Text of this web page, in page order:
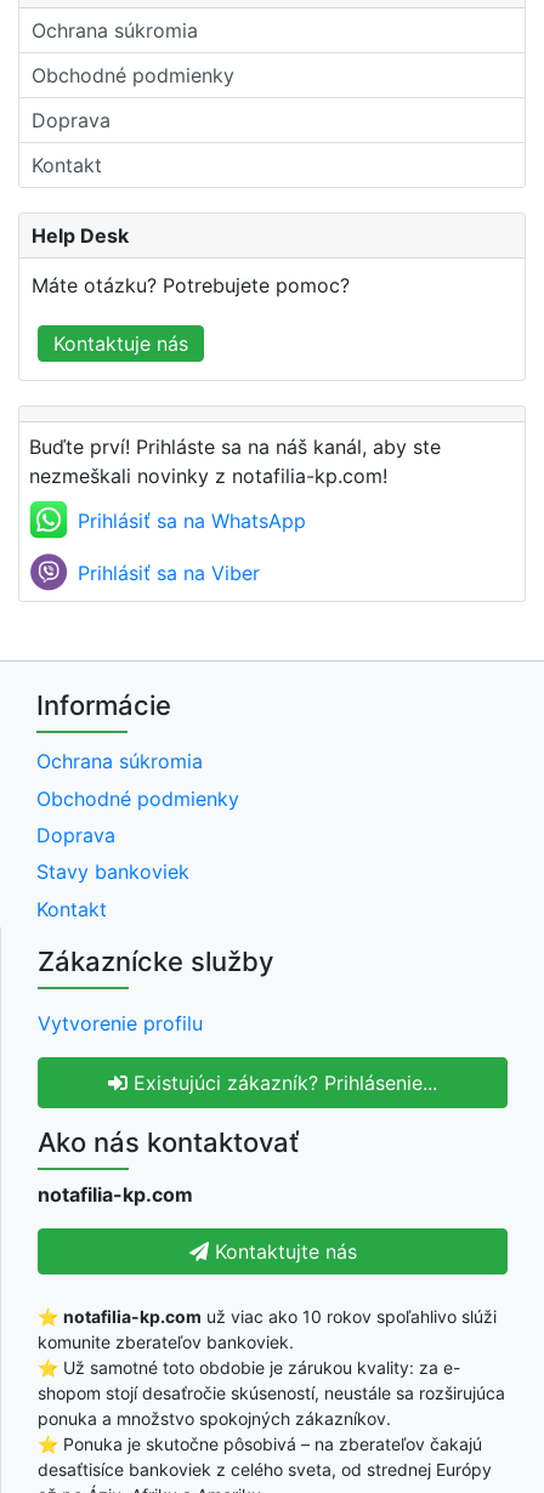
Ochrana súkromia
Obchodné podmienky
Doprava
Kontakt
Help Desk
Máte otázku? Potrebujete pomoc?
Kontaktuje nás
Buďte prví! Prihláste sa na náš kanál, aby ste
nezmeškali novinky z notafilia-kp.com!
Prihlásiť sa na WhatsApp
Prihlásiť sa na Viber
Informácie
Ochrana súkromia
Obchodné podmienky
Doprava
Stavy bankoviek
Kontakt
Zákaznícke služby
Vytvorenie profilu
Existujúci zákazník? Prihlásenie...
Ako nás kontaktovať
notafilia-kp.com
Kontaktujte nás
⭐ notafilia-kp.com už viac ako 10 rokov spoľahlivo slúži
komunite zberateľov bankoviek.
⭐ Už samotné toto obdobie je zárukou kvality: za e-
shopom stojí desaťročie skúseností, neustále sa rozširujúca
ponuka a množstvo spokojných zákazníkov.
⭐ Ponuka je skutočne pôsobivá – na zberateľov čakajú
desaťtisíce bankoviek z celého sveta, od strednej Európy